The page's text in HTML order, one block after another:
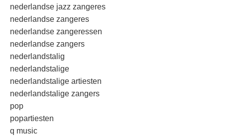
nederlandse jazz zangeres
nederlandse zangeres
nederlandse zangeressen
nederlandse zangers
nederlandstalig
nederlandstalige
nederlandstalige artiesten
nederlandstalige zangers
pop
popartiesten
q music